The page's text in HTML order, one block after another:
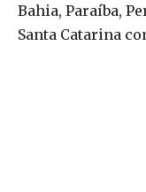
Bahia, Paraíba,
Santa Catarina